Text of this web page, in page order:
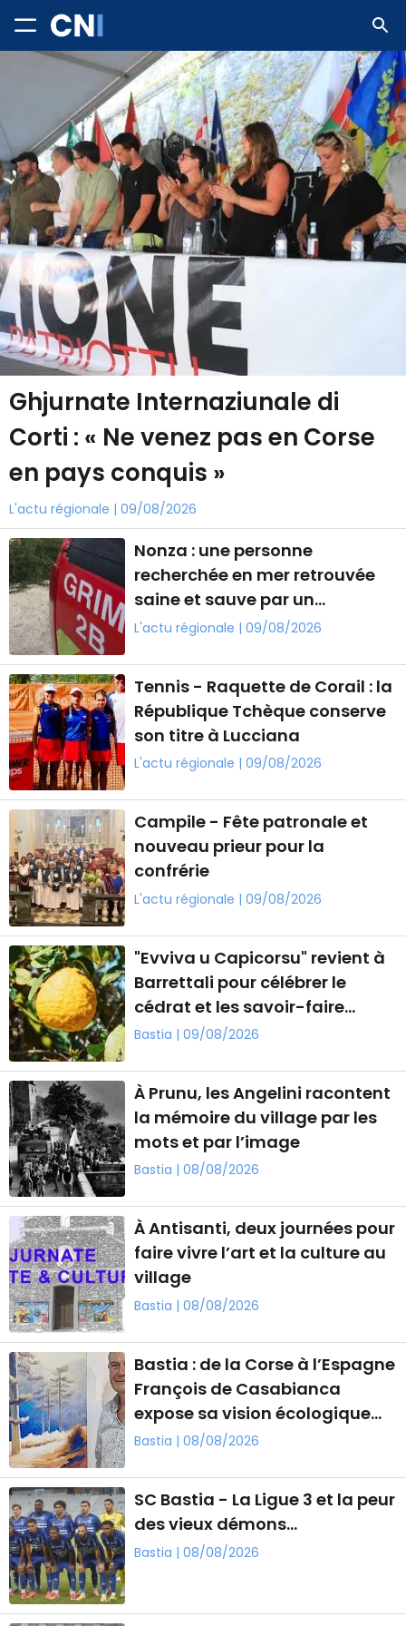
Ghjurnate Internaziunale di
Corti : « Ne venez pas en Corse
en pays conquis »
L'actu régionale | 09/08/2026
Nonza : une personne
recherchée en mer retrouvée
saine et sauve par un
plaisancier
L'actu régionale | 09/08/2026
Tennis - Raquette de Corail : la
République Tchèque conserve
son titre à Lucciana
L'actu régionale | 09/08/2026
Campile - Fête patronale et
nouveau prieur pour la
confrérie
L'actu régionale | 09/08/2026
"Evviva u Capicorsu" revient à
Barrettali pour célébrer le
cédrat et les savoir-faire
locaux
Bastia | 09/08/2026
À Prunu, les Angelini racontent
la mémoire du village par les
mots et par l’image
Bastia | 08/08/2026
À Antisanti, deux journées pour
faire vivre l’art et la culture au
village
Bastia | 08/08/2026
Bastia : de la Corse à l’Espagne
François de Casabianca
expose sa vision écologique
du paysage
Bastia | 08/08/2026
SC Bastia - La Ligue 3 et la peur
des vieux démons…
Bastia | 08/08/2026